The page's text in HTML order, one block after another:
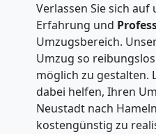
Verlassen Sie sich
Erfahrung und
Umzugsbereich.
Umzug so
möglich zu gestalten.
dabei helfen, Ihren
Neustadt nach
kostengünstig zu